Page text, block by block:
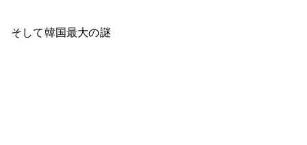
そして韓国最大の謎